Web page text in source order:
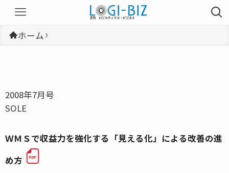
ホーム
2008年7月号
SOLE
ＷＭＳで収益力を強化する「見える化」による改善の進
め方